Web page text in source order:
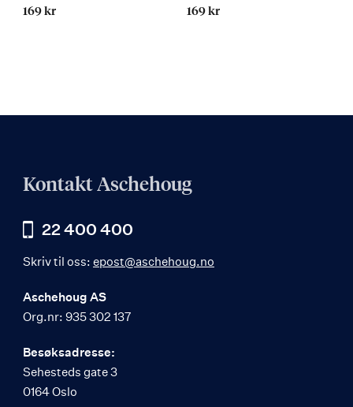
169 kr 169 kr
Kontakt Aschehoug
22 400 400
Skriv til oss: epost@aschehoug.no
Aschehoug AS
Org.nr: 935 302 137
Besøksadresse:
Sehesteds gate 3
0164 Oslo